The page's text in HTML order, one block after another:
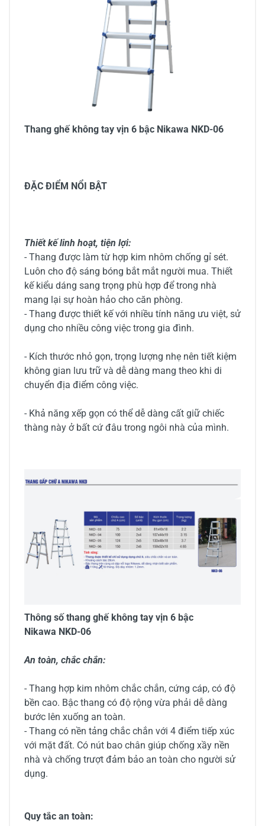
Thang ghế không tay vịn 6 bậc Nikawa NKD-06
ĐẶC ĐIỂM NỔI BẬT
Thiết kế linh hoạt, tiện lợi:
- Thang được làm từ hợp kim nhôm chống gỉ sét.
Luôn cho độ sáng bóng bắt mắt người mua. Thiết
kế kiểu dáng sang trọng phù hợp để trong nhà
mang lại sự hoàn hảo cho căn phòng.
- Thang được thiết kế với nhiều tính năng ưu việt, sử
dụng cho nhiều công việc trong gia đình.
- Kích thước nhỏ gọn, trọng lượng nhẹ nên tiết kiệm
không gian lưu trữ và dễ dàng mang theo khi di
chuyển địa điểm công việc.
- Khả năng xếp gọn có thể dễ dàng cất giữ chiếc
thàng này ở bất cứ đâu trong ngôi nhà của mình.
Thông số thang ghế không tay vịn 6 bậc
Nikawa NKD-06
An toàn, chắc chắn:
- Thang hợp kim nhôm chắc chắn, cứng cáp, có độ
bền cao. Bậc thang có độ rộng vừa phải dễ dàng
bước lên xuống an toàn.
- Thang có nền tảng chắc chắn với 4 điểm tiếp xúc
với mặt đất. Có nút bao chân giúp chống xầy nền
nhà và chống trượt đảm bảo an toàn cho người sử
dụng.
Quy tắc an toàn: